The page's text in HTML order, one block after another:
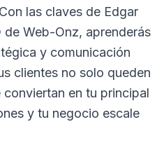
las claves de Edgar
de Web-Onz, aprenderás
y comunicación
clientes no solo queden
en tu principal
y tu negocio escale